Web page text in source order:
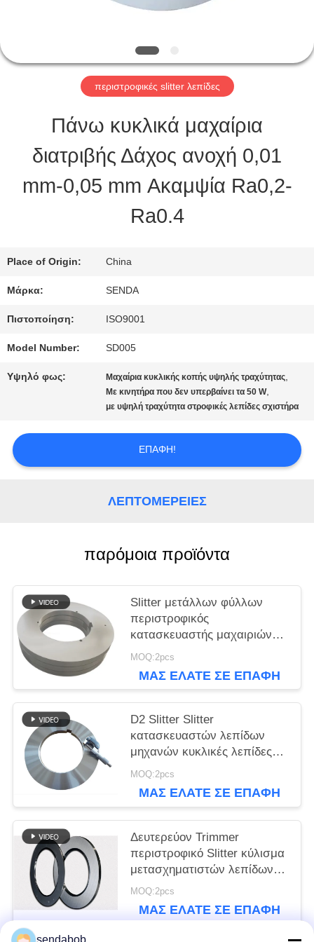
ΣΤΟ
ΕΡΓΟΣΤΆΣΙΟ
ΈΛΕΓΧΟΣ
ΠΟΙΌΤΗΤΑΣ
ΥΠΟΘΈΣΕΙΣ
ΖΗΤΉΣΤΕ
ΜΙΑ
ΠΡΟΣΦΟΡΆ
SITEMAP
περιστροφικές slitter λεπίδες
Πάνω κυκλικά μαχαίρια
διατριβής Δάχος ανοχή 0,01
mm-0,05 mm Ακαμψία Ra0,2-
Ra0.4
Place of Origin: China
Μάρκα: SENDA
Πιστοποίηση: ISO9001
Model Number: SD005
Υψηλό φως: Μαχαίρια κυκλικής κοπής υψηλής τραχύτητας,
Με κινητήρα που δεν υπερβαίνει τα 50 W,
με υψηλή τραχύτητα στροφικές λεπίδες σχιστήρα
ΕΠΑΦΉ!
ΛΕΠΤΟΜΈΡΕΙΕΣ
παρόμοια προϊόντα
Slitter μετάλλων φύλλων
περιστροφικός
κατασκευαστής μαχαιριών
για την κοπή φύλλων
αλουμινίου αργιλίου
MOQ:2pcs
ΜΑΣ ΕΛΆΤΕ ΣΕ ΕΠΑΦΉ
ΜΕ
D2 Slitter Slitter
κατασκευαστών λεπίδων
μηχανών κυκλικές λεπίδες
για τη γραμμή επιστρώματος
MOQ:2pcs
ΜΑΣ ΕΛΆΤΕ ΣΕ ΕΠΑΦΉ
ΜΕ
Δευτερεύον Trimmer
περιστροφικό Slitter κύλισμα
μετασχηματιστών λεπίδων
υλικό
MOQ:2pcs
ΜΑΣ ΕΛΆΤΕ ΣΕ ΕΠΑΦΉ
sendabob